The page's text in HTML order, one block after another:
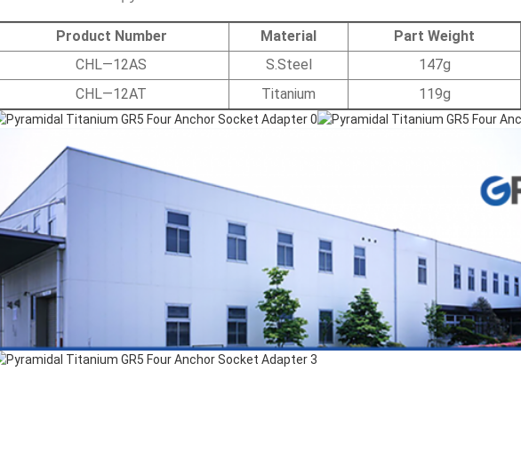
Product Number Material Part Weight
CHL—12AS
S.Steel 147g
CHL—12AT
Titanium 119g